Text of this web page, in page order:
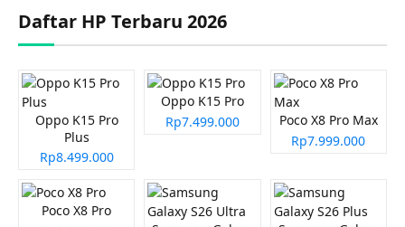
Daftar HP Terbaru 2026
Oppo K15 Pro
Plus
Rp8.499.000
Oppo K15 Pro
Rp7.499.000
Poco X8 Pro Max
Rp7.999.000
Poco X8 Pro